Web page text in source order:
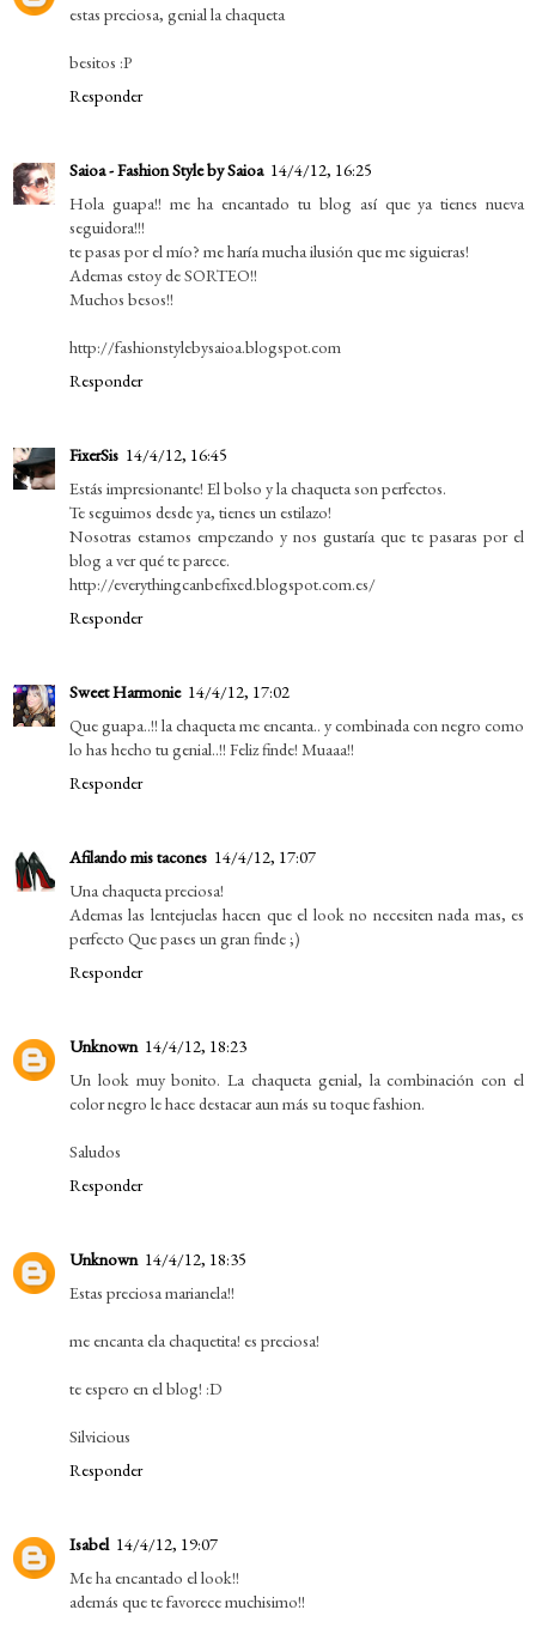
estas preciosa, genial la chaqueta
besitos :P
Responder
Saioa - Fashion Style by Saioa 14/4/12, 16:25
Hola guapa!! me ha encantado tu blog así que ya tienes nueva
seguidora!!!
te pasas por el mío? me haría mucha ilusión que me siguieras!
Ademas estoy de SORTEO!!
Muchos besos!!
http://fashionstylebysaioa.blogspot.com
Responder
FixerSis 14/4/12, 16:45
Estás impresionante! El bolso y la chaqueta son perfectos.
Te seguimos desde ya, tienes un estilazo!
Nosotras estamos empezando y nos gustaría que te pasaras por el
blog a ver qué te parece.
http://everythingcanbefixed.blogspot.com.es/
Responder
Sweet Harmonie 14/4/12, 17:02
Que guapa..!! la chaqueta me encanta.. y combinada con negro como
lo has hecho tu genial..!! Feliz finde! Muaaa!!
Responder
Afilando mis tacones 14/4/12, 17:07
Una chaqueta preciosa!
Ademas las lentejuelas hacen que el look no necesiten nada mas, es
perfecto Que pases un gran finde ;)
Responder
Unknown 14/4/12, 18:23
Un look muy bonito. La chaqueta genial, la combinación con el
color negro le hace destacar aun más su toque fashion.
Saludos
Responder
Unknown 14/4/12, 18:35
Estas preciosa marianela!!
me encanta ela chaquetita! es preciosa!
te espero en el blog! :D
Silvicious
Responder
Isabel 14/4/12, 19:07
Me ha encantado el look!!
además que te favorece muchisimo!!